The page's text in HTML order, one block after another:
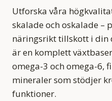
Utforska våra
skalade och oskalade –
näringsrikt tillskott i din
är en komplett
omega-3 och omega-6,
mineraler som stödjer
funktioner.